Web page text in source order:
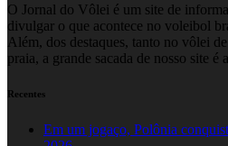
O Jornal do Vôlei é um site de
divulgar o que acontece no voleibol
Além, dos destaques, tanto no vôlei
praia, a grande sacada de nosso site é
Recentes
Em um jogaço, Polônia